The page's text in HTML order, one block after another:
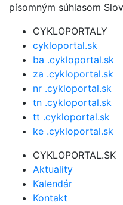
písomným súhlasom
CYKLOPORTALY
cykloportal.sk
ba .cykloportal.sk
za .cykloportal.sk
nr .cykloportal.sk
tn .cykloportal.sk
tt .cykloportal.sk
ke .cykloportal.sk
CYKLOPORTAL.SK
Aktuality
Kalendár
Kontakt